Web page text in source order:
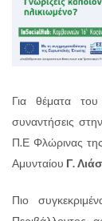
Για θέματα
συναντήσεις
Π.Ε Φλώρινας
Αμυνταίου Γ.
Πιο